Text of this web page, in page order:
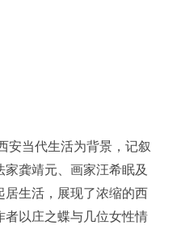
安当代生活为背景，记叙
家龚靖元、画家汪希眠及
居生活，展现了浓缩的西
者以庄之蝶与几位女性情